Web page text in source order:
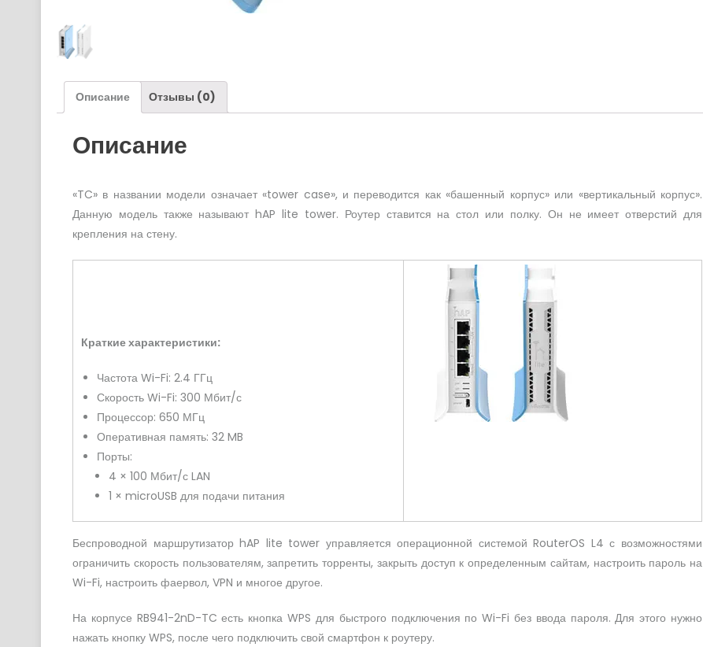
Описание Отзывы (0)
Описание
«TC» в названии модели означает «tower case», и переводится как «башенный корпус» или «вертикальный корпус».
Данную модель также называют hAP lite tower. Роутер ставится на стол или полку. Он не имеет отверстий для
крепления на стену.
Краткие характеристики:
Частота Wi-Fi: 2.4 ГГц
Скорость Wi-Fi: 300 Мбит/с
Процессор: 650 МГц
Оперативная память: 32 MB
Порты:
4 × 100 Мбит/с LAN
1 × microUSB для подачи питания
Беспроводной маршрутизатор hAP lite tower управляется операционной системой RouterOS L4 с возможностями
ограничить скорость пользователям, запретить торренты, закрыть доступ к определенным сайтам, настроить пароль на
Wi-Fi, настроить фаервол, VPN и многое другое.
На корпусе RB941-2nD-TC есть кнопка WPS для быстрого подключения по Wi-Fi без ввода пароля. Для этого нужно
нажать кнопку WPS, после чего подключить свой смартфон к роутеру.